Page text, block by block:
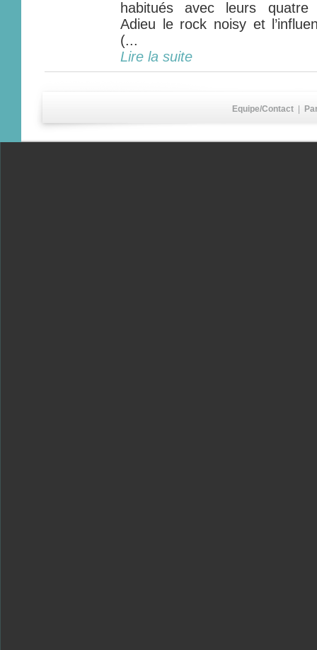
habitués avec leurs quatre
Adieu le rock noisy et
(...
Lire la suite
Equipe/Contact